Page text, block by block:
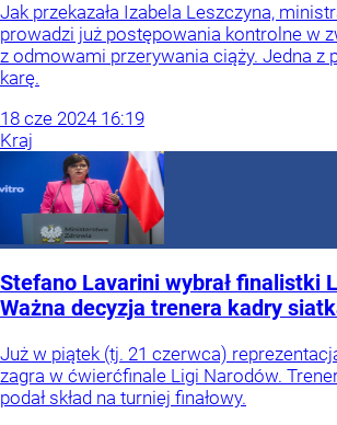
Jak przekazała Izabela Leszczyna,
prowadzi już postępowania kontrolne w
z odmowami przerywania ciąży. Jedna z
karę.
18 cze 2024 16:19
Kraj
Stefano Lavarini wybrał finalistki
Ważna decyzja trenera kadry
Już w piątek (tj. 21 czerwca)
zagra w ćwierćfinale Ligi Narodów.
podał skład na turniej finałowy.